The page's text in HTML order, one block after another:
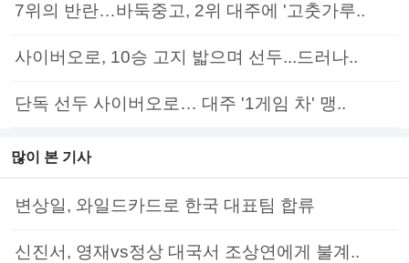
7위의 반란…바둑중고, 2위 대주에 '고춧가루..
사이버오로, 10승 고지 밟으며 선두...드러나..
단독 선두 사이버오로… 대주 '1게임 차' 맹..
많이 본 기사
변상일, 와일드카드로 한국 대표팀 합류
신진서, 영재vs정상 대국서 조상연에게 불계..